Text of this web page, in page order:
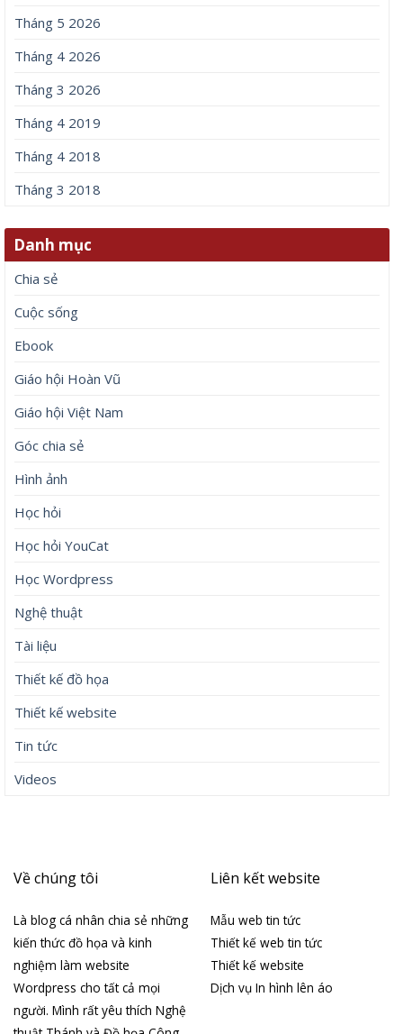
Tháng 5 2026
Tháng 4 2026
Tháng 3 2026
Tháng 4 2019
Tháng 4 2018
Tháng 3 2018
Danh mục
Chia sẻ
Cuộc sống
Ebook
Giáo hội Hoàn Vũ
Giáo hội Việt Nam
Góc chia sẻ
Hình ảnh
Học hỏi
Học hỏi YouCat
Học Wordpress
Nghệ thuật
Tài liệu
Thiết kế đồ họa
Thiết kế website
Tin tức
Videos
Về chúng tôi
Là blog cá nhân chia sẻ những
kiến thức đồ họa và kinh
nghiệm làm website
Wordpress cho tất cả mọi
người. Mình rất yêu thích Nghệ
Liên kết website
Mẫu web tin tức
Thiết kế web tin tức
Thiết kế website
Dịch vụ In hình lên áo